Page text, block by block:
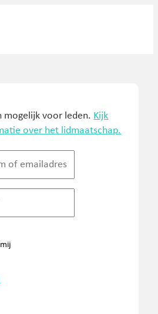
mogelijk voor leden. Kijk
over het lidmaatschap.